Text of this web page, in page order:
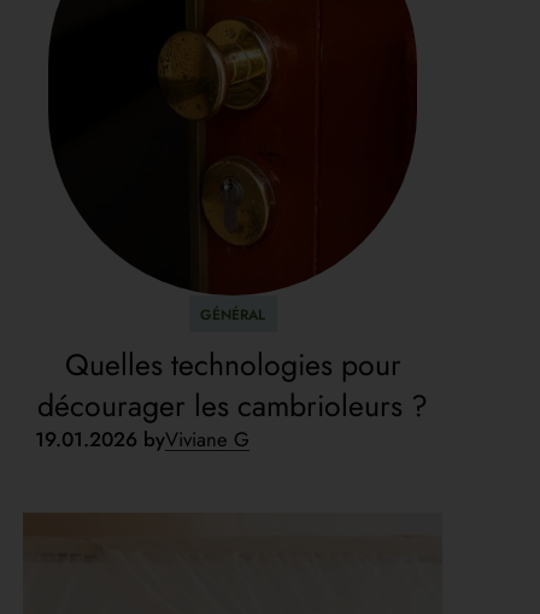
GÉNÉRAL
Quelles technologies pour
décourager les cambrioleurs ?
19.01.2026 byViviane G